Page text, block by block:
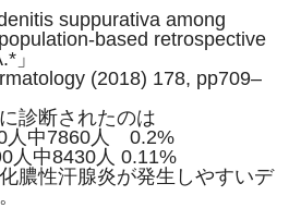
suppurativa among
population-based retrospective
」
ogy (2018) 178, pp709–
診断されたのは
人中7860人 0.2%
人中8430人 0.11%
膿性汗腺炎が発生しやすいデ